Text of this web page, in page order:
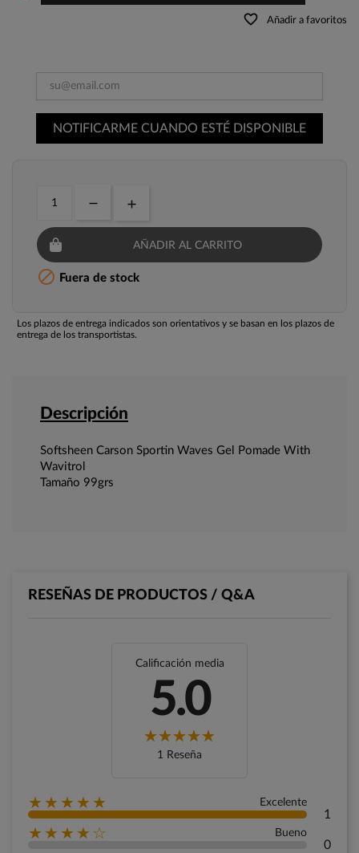
favorite_border Añadir a favoritos
NOTIFICARME CUANDO ESTÉ DISPONIBLE
AÑADIR AL CARRITO
 Fuera de stock
Los plazos de entrega indicados son orientativos y se basan en los plazos de
entrega de los transportistas.
Descripción
Softsheen Carson Sportin Waves Gel Pomade With
Wavitrol
Tamaño 99grs
RESEÑAS DE PRODUCTOS / Q&A
Calificación media
5.0
1 Reseña
★★★★★ Excelente
1
★★★★☆ Bueno
0